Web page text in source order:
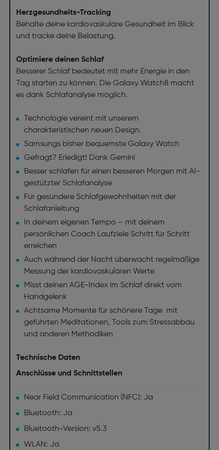
Herzgesundheits-Tracking
Behalte deine kardiovaskuläre Gesundheit im Blick
und tracke deine Belastung.
Optimiere deinen Schlaf
Besserer Schlaf bedeutet mit mehr Energie in den
Tag starten zu können. Die Galaxy Watch8 macht
es dank Schlafanalyse möglich.
Technologie vereint mit unserem
charakteristischen neuen Design.
Samsungs bisher bequemste Galaxy Watch
Gefragt? Erledigt! Dank Gemini
Besser schlafen für einen besseren Morgen mit AI-
gestützter Schlafanalyse
Für gesündere Schlafgewohnheiten mit der
Schlafanleitung
In deinem eigenen Tempo – mit deinem
persönlichen Coach Laufziele Schritt für Schritt
erreichen
Auch während der Nacht überwacht regelmäßige
Messung der kardiovaskulären Werte
Misst deinen AGE-Index im Schlaf direkt vom
Handgelenk
Achtsame Momente für schönere Tage mit
geführten Meditationen, Tools zum Stressabbau
und anderen Methodiken
Technische Daten
Anschlüsse und Schnittstellen
Near Field Communication (NFC): Ja
Bluetooth: Ja
Bluetooth-Version: v5.3
WLAN: Ja